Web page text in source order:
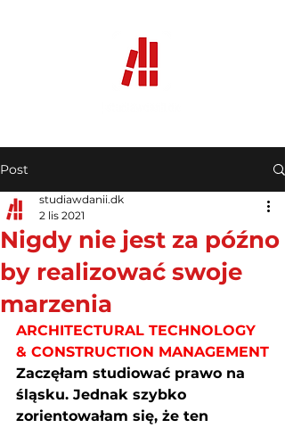
Post
Nigdy nie jest za późno
by realizować swoje
marzenia
studiawdanii.dk
2 lis 2021
ARCHITECTURAL TECHNOLOGY
& CONSTRUCTION MANAGEMENT
Zaczęłam studiować prawo na
śląsku. Jednak szybko
zorientowałam się, że ten